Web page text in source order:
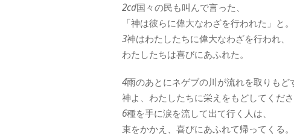
2cd国々の民も叫んで言った、
「神は彼らに偉大なわざを行われた」と。
3神はわたしたちに偉大なわざを行われ、
わたしたちは喜びにあふれた。
4雨のあとにネゲブの川が流れを取りもど
神よ、わたしたちに栄えをもどしてくださ
6種を手に涙を流して出て行く人は、
束をかかえ、喜びにあふれて帰ってくる。